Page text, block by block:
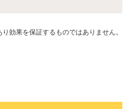
効果を保証するものではありません。